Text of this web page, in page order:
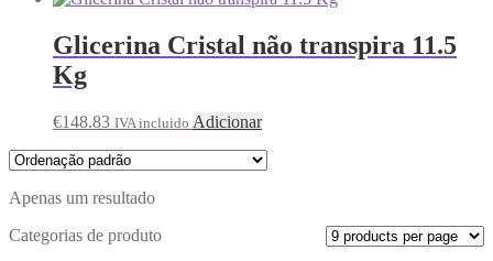
Glicerina Cristal não transpira 11.5
Kg
€148.83 IVA incluido Adicionar
Apenas um resultado
Categorias de produto